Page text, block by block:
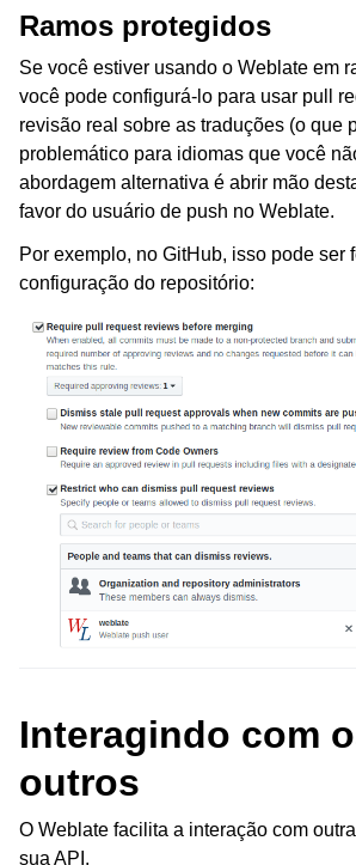
Ramos protegidos
Se você estiver usando o Weblate em
você pode configurá-lo para usar pull
revisão real sobre as traduções (o que
problemático para idiomas que você
abordagem alternativa é abrir mão
favor do usuário de push no Weblate.
Por exemplo, no GitHub, isso pode ser
configuração do repositório:
Interagindo com
outros
O Weblate facilita a interação com
sua API.